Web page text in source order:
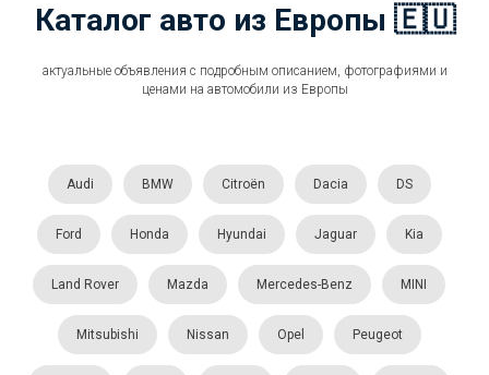
Каталог авто из Европы 🇪🇺
актуальные объявления с подробным описанием, фотографиями и
ценами на автомобили из Европы
Audi BMW Citroën Dacia DS
Ford Honda Hyundai Jaguar Kia
Land Rover Mazda Mercedes-Benz MINI
Mitsubishi Nissan Opel Peugeot